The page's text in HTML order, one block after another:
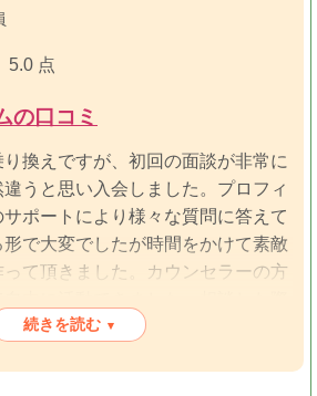
言しますので間違いありません！
っているだけですね…最悪。
5.0 点
の口コミ
換えですが、初回の面談が非常に
うと思い入会しました。プロフィ
ポートにより様々な質問に答えて
で大変でしたが時間をかけて素敵
て頂きました。カウンセラーの方
ての適切なアドバイスをいただけた
続きを読む ▾